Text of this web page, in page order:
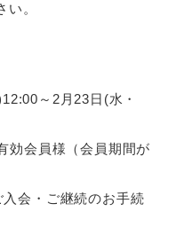
。
～2月23日(水・
効会員様（会員期間が
会・ご継続のお手続